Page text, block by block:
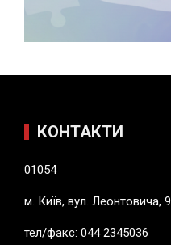
КОНТАКТИ
01054
м. Київ, вул. Леонтовича,
тел/факс: 044 2345036